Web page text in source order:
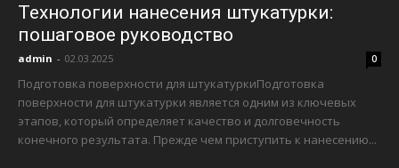
Технологии нанесения штукатурки:
пошаговое руководство
admin - 02.03.2025 0
Подготовка поверхности для штукатуркиПодготовка
поверхности для штукатурки является одним из ключевых
этапов, который определяет качество и долговечность
конечного результата. Прежде чем приступить к нанесению...